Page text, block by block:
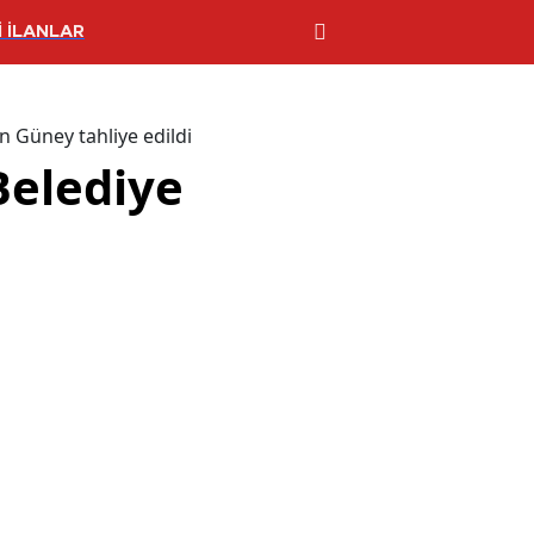
İLANLAR
Güney tahliye edildi